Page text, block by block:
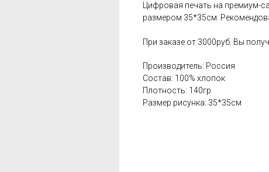
Цифровая печать на премиум-
размером 35*35см.
При заказе от 3000руб. Вы
Производитель: Россия
Состав: 100% хлопок
Плотность: 140гр
Размер рисунка: 35*35см